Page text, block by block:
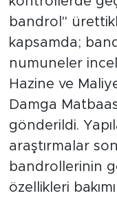
bandrol"
kapsamda;
numuneler
Hazine ve
Damga
gönderildi.
araştırmalar
bandrollerinin
özellikleri